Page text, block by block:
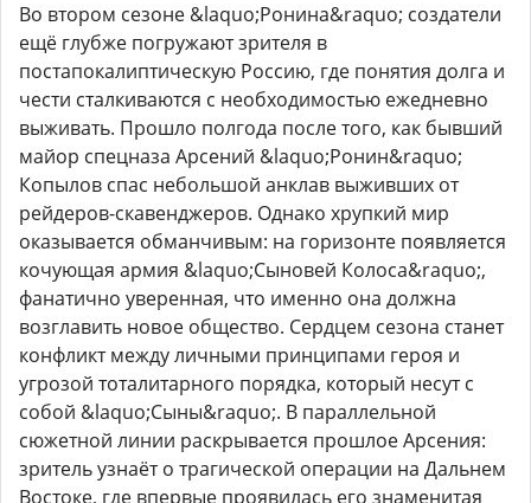
Во втором сезоне &laquo;Ронина&raquo; создатели
ещё глубже погружают зрителя в
постапокалиптическую Россию, где понятия долга и
чести сталкиваются с необходимостью ежедневно
выживать. Прошло полгода после того, как бывший
майор спецназа Арсений &laquo;Ронин&raquo;
Копылов спас небольшой анклав выживших от
рейдеров-скавенджеров. Однако хрупкий мир
оказывается обманчивым: на горизонте появляется
кочующая армия &laquo;Сыновей Колоса&raquo;,
фанатично уверенная, что именно она должна
возглавить новое общество. Сердцем сезона станет
конфликт между личными принципами героя и
угрозой тоталитарного порядка, который несут с
собой &laquo;Сыны&raquo;. В параллельной
сюжетной линии раскрывается прошлое Арсения:
зритель узнаёт о трагической операции на Дальнем
Востоке, где впервые проявилась его знаменитая